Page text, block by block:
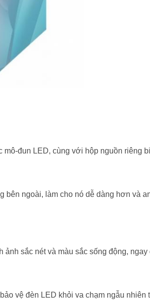
đun LED, cùng với hộp nguồn riêng
ngoài, làm cho nó dễ dàng hơn và
sắc nét và màu sắc sống động,
vệ đèn LED khỏi va chạm ngẫu nhiên